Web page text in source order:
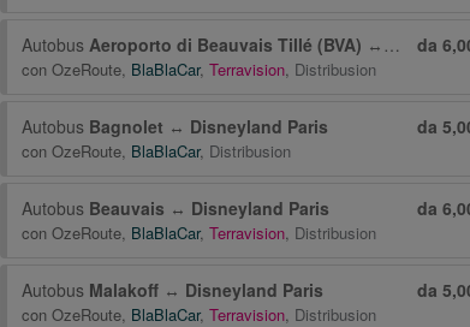
Autobus Aeroporto di Beauvais Tillé (BVA) ↔ da
con OzeRoute, BlaBlaCar, Terravision, Distribusion
Autobus Bagnolet ↔ Disneyland Paris da
con OzeRoute, BlaBlaCar, Distribusion
Autobus Beauvais ↔ Disneyland Paris da
con OzeRoute, BlaBlaCar, Terravision, Distribusion
Autobus Malakoff ↔ Disneyland Paris da
con OzeRoute, BlaBlaCar, Terravision, Distribusion